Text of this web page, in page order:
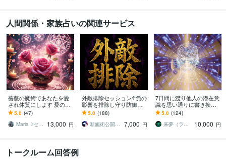
人間関係・家族占いの関連サービス
薔薇の魔術であなたを愛
され体質にします 愛の波
動に包まれると、自然と
愛されてしまうようにな
ります
5.0 (47)
Maria☽セレスティアルマスター
13,000 円
外敵排除セッション♰負の
影響を排除し守り防御し
ます 因縁・陰口・攻撃×悪
しき存在から霊的干渉を
断ち浄化を行い守護
5.0 (188)
新施術公開→≪相手意識強制変化≫◆星桜龍
7,000 円
7日間に渡り他人の潜在意
識を思い通りに書き換え
ます 【最上位版】上司、
友人、家族など、ご要望
通りに書き換えます
5.0 (124)
来夢（ライム）
10,000 円
トークルーム回答例